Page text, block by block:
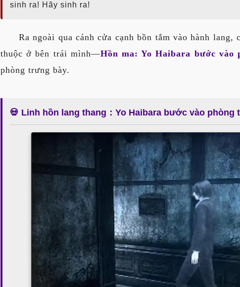
sinh ra! Hãy sinh ra!
Ra ngoài qua cánh cửa cạnh bồn tắm vào hành lang,
thuộc ở bên trái mình—Hồn ma: Yo Haibara bước vào
phòng trưng bày.
💀 Linh hồn lang thang：Yo Haibara bước vào phòng